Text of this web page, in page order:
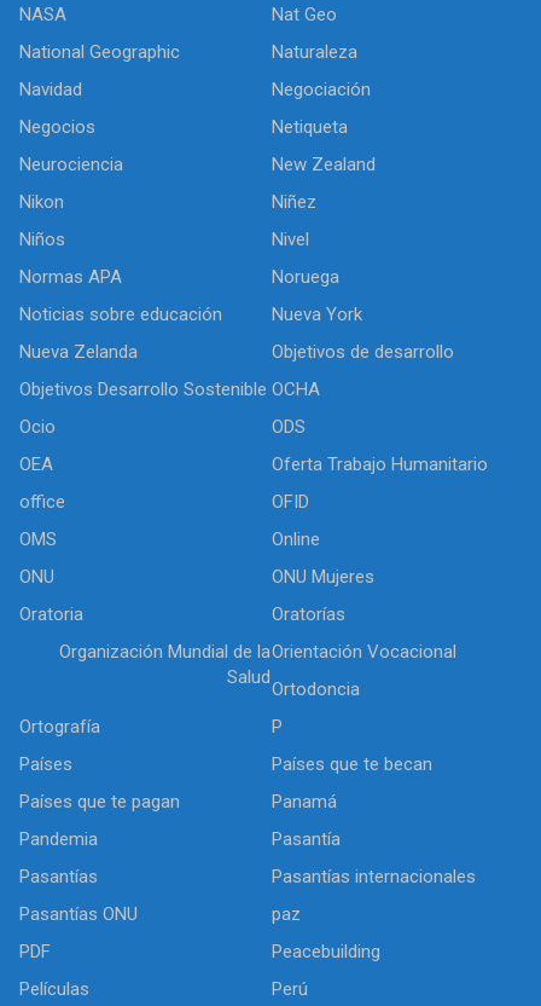
NASA
Nat Geo
National Geographic
Naturaleza
Navidad
Negociación
Negocios
Netiqueta
Neurociencia
New Zealand
Nikon
Niñez
Niños
Nivel
Normas APA
Noruega
Noticias sobre educación
Nueva York
Nueva Zelanda
Objetivos de desarrollo
Objetivos Desarrollo Sostenible OCHA
Ocio
ODS
OEA
Oferta Trabajo Humanitario
office
OFID
OMS
Online
ONU
ONU Mujeres
Oratoria
Oratorías
Organización Mundial de la
Salud
Orientación Vocacional
Ortodoncia
Ortografía
P
Países
Países que te becan
Países que te pagan
Panamá
Pandemia
Pasantía
Pasantías
Pasantías internacionales
Pasantías ONU
paz
PDF
Peacebuilding
Películas
Perú